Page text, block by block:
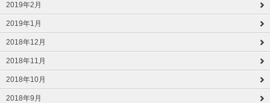
2019年2月
2019年1月
2018年12月
2018年11月
2018年10月
2018年9月